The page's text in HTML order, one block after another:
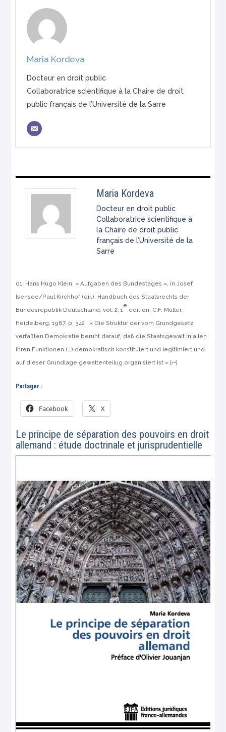
Maria Kordeva
Docteur en droit public
Collaboratrice scientifique à la Chaire de droit
public français de l’Université de la Sarre
Maria Kordeva
Docteur en droit public
Collaboratrice scientifique à
la Chaire de droit public
français de l’Université de la
Sarre
Hans Hugo Klein, « Aufgaben des Bundestages », in Josef
Isensee/Paul Kirchhof (dir.), Handbuch des Staatsrechts der
Bundesrepublik Deutschland, vol. 2, 1
e
édition, C.F. Müller,
Heidelberg, 1987, p. 342 : « Die Struktur der vom Grundgesetz
verfaßten Demokratie beruht darauf, daß die Staatsgewalt in allen
ihren Funktionen (…) demokratisch konstituiert und legitimiert und
auf dieser Grundlage gewaltenteilug organisiert ist ».[↩]
Partager :
Facebook X
Le principe de séparation des pouvoirs en droit
allemand : étude doctrinale et jurisprudentielle